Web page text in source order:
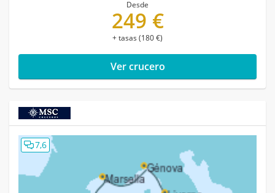
Desde
249 €
+ tasas (180 €)
Ver crucero
7,6